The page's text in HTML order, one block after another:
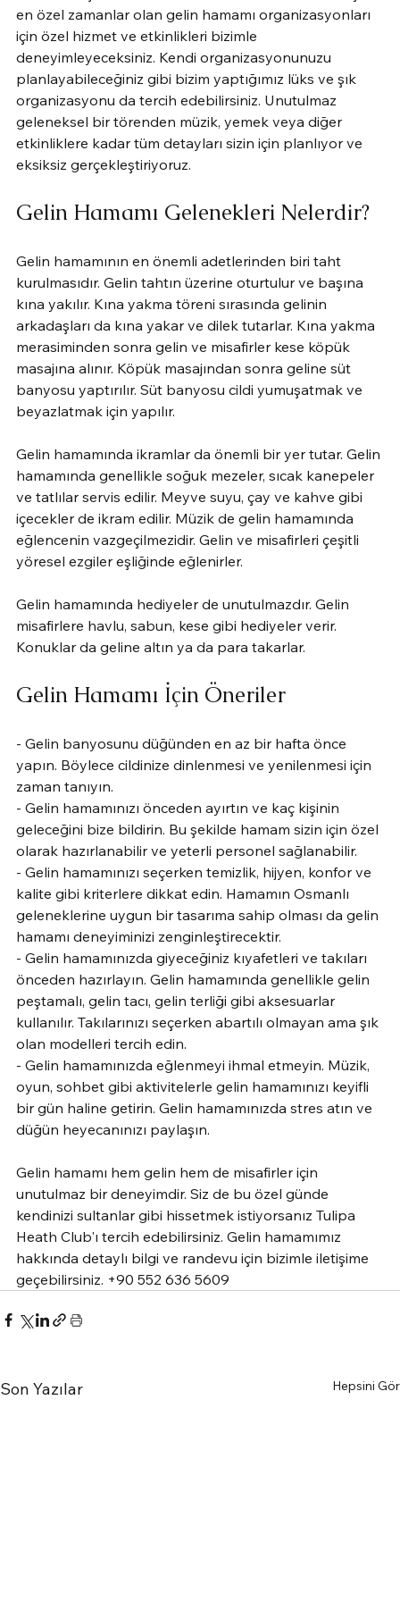
en özel zamanlar olan gelin hamamı organizasyonları
için özel hizmet ve etkinlikleri bizimle
deneyimleyeceksiniz. Kendi organizasyonunuzu
planlayabileceğiniz gibi bizim yaptığımız lüks ve şık
organizasyonu da tercih edebilirsiniz. Unutulmaz
geleneksel bir törenden müzik, yemek veya diğer
etkinliklere kadar tüm detayları sizin için planlıyor ve
eksiksiz gerçekleştiriyoruz.
Gelin Hamamı Gelenekleri Nelerdir?
Gelin hamamının en önemli adetlerinden biri taht
kurulmasıdır. Gelin tahtın üzerine oturtulur ve başına
kına yakılır. Kına yakma töreni sırasında gelinin
arkadaşları da kına yakar ve dilek tutarlar. Kına yakma
merasiminden sonra gelin ve misafirler kese köpük
masajına alınır. Köpük masajından sonra geline süt
banyosu yaptırılır. Süt banyosu cildi yumuşatmak ve
beyazlatmak için yapılır.
Gelin hamamında ikramlar da önemli bir yer tutar. Gelin
hamamında genellikle soğuk mezeler, sıcak kanepeler
ve tatlılar servis edilir. Meyve suyu, çay ve kahve gibi
içecekler de ikram edilir. Müzik de gelin hamamında
eğlencenin vazgeçilmezidir. Gelin ve misafirleri çeşitli
yöresel ezgiler eşliğinde eğlenirler.
Gelin hamamında hediyeler de unutulmazdır. Gelin
misafirlere havlu, sabun, kese gibi hediyeler verir.
Konuklar da geline altın ya da para takarlar.
Gelin Hamamı İçin Öneriler
- Gelin banyosunu düğünden en az bir hafta önce
yapın. Böylece cildinize dinlenmesi ve yenilenmesi için
zaman tanıyın.
- Gelin hamamınızı önceden ayırtın ve kaç kişinin
geleceğini bize bildirin. Bu şekilde hamam sizin için özel
olarak hazırlanabilir ve yeterli personel sağlanabilir.
- Gelin hamamınızı seçerken temizlik, hijyen, konfor ve
kalite gibi kriterlere dikkat edin. Hamamın Osmanlı
geleneklerine uygun bir tasarıma sahip olması da gelin
hamamı deneyiminizi zenginleştirecektir.
- Gelin hamamınızda giyeceğiniz kıyafetleri ve takıları
önceden hazırlayın. Gelin hamamında genellikle gelin
peştamalı, gelin tacı, gelin terliği gibi aksesuarlar
kullanılır. Takılarınızı seçerken abartılı olmayan ama şık
olan modelleri tercih edin.
- Gelin hamamınızda eğlenmeyi ihmal etmeyin. Müzik,
oyun, sohbet gibi aktivitelerle gelin hamamınızı keyifli
bir gün haline getirin. Gelin hamamınızda stres atın ve
düğün heyecanınızı paylaşın.
Gelin hamamı hem gelin hem de misafirler için
unutulmaz bir deneyimdir. Siz de bu özel günde
kendinizi sultanlar gibi hissetmek istiyorsanız Tulipa
Heath Club'ı tercih edebilirsiniz. Gelin hamamımız
hakkında detaylı bilgi ve randevu için bizimle iletişime
geçebilirsiniz. +90 552 636 5609
Son Yazılar Hepsini Gör